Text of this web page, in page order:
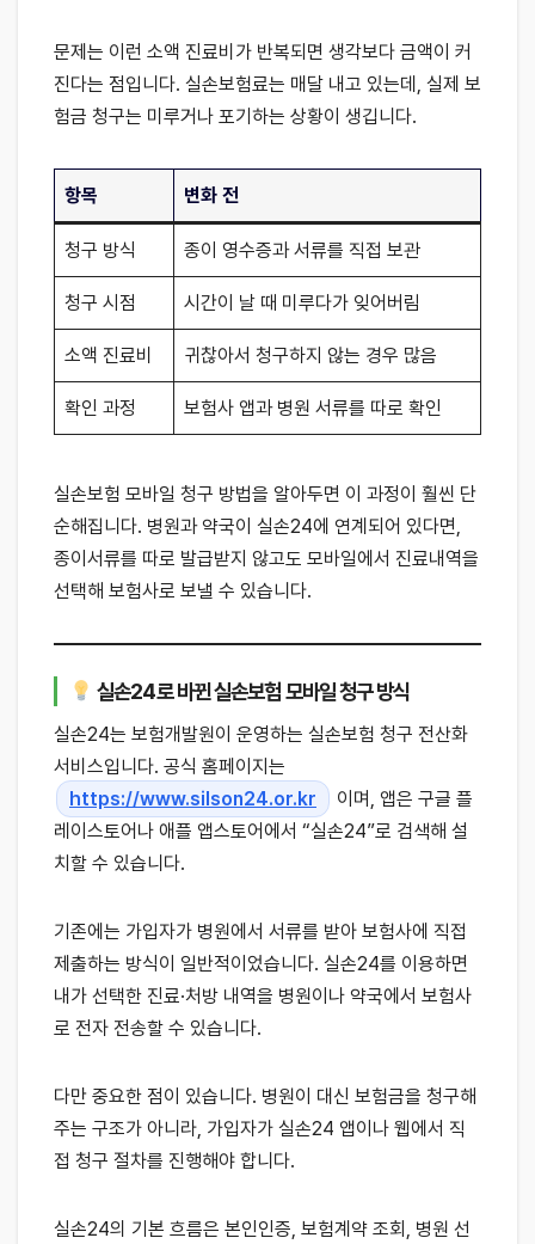
문제는 이런 소액 진료비가 반복되면 생각보다 금액이 커
진다는 점입니다. 실손보험료는 매달 내고 있는데, 실제 보
험금 청구는 미루거나 포기하는 상황이 생깁니다.
항목 변화 전
청구 방식 종이 영수증과 서류를 직접 보관
청구 시점 시간이 날 때 미루다가 잊어버림
소액 진료비 귀찮아서 청구하지 않는 경우 많음
확인 과정 보험사 앱과 병원 서류를 따로 확인
실손보험 모바일 청구 방법을 알아두면 이 과정이 훨씬 단
순해집니다. 병원과 약국이 실손24에 연계되어 있다면,
종이서류를 따로 발급받지 않고도 모바일에서 진료내역을
선택해 보험사로 보낼 수 있습니다.
실손24로 바뀐 실손보험 모바일 청구 방식
실손24는 보험개발원이 운영하는 실손보험 청구 전산화
서비스입니다. 공식 홈페이지는
https://www.silson24.or.kr
이며, 앱은 구글 플
레이스토어나 애플 앱스토어에서 “실손24”로 검색해 설
치할 수 있습니다.
기존에는 가입자가 병원에서 서류를 받아 보험사에 직접
제출하는 방식이 일반적이었습니다. 실손24를 이용하면
내가 선택한 진료·처방 내역을 병원이나 약국에서 보험사
로 전자 전송할 수 있습니다.
다만 중요한 점이 있습니다. 병원이 대신 보험금을 청구해
주는 구조가 아니라, 가입자가 실손24 앱이나 웹에서 직
접 청구 절차를 진행해야 합니다.
실손24의 기본 흐름은 본인인증, 보험계약 조회, 병원 선